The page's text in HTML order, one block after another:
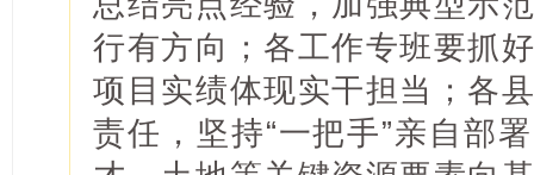
行有方向；各工作专班要抓
项目实绩体现实干担当；各
责任，坚持“一把手”亲自部